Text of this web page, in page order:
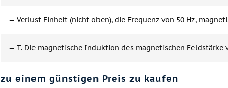
— Verlust Einheit (nicht oben), die Frequenz von 50 Hz,
— T. Die magnetische Induktion des magnetischen
zu einem günstigen Preis zu kaufen